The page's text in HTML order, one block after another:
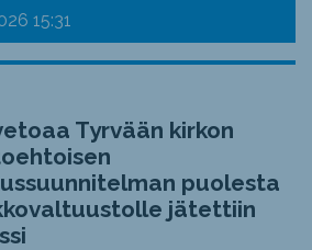
15:31
Tyrvään kirkon
puolesta
jätettiin